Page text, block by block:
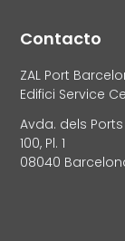
Contacto
ZAL Port
Edifici Service
Avda. dels Ports
100, Pl. 1
08040